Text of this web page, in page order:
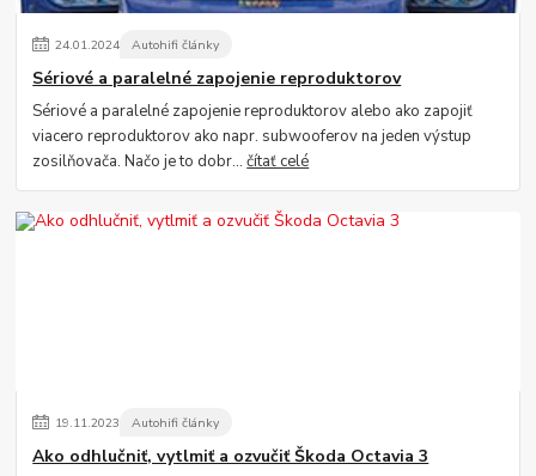
24.01.2024 Autohifi články
Sériové a paralelné zapojenie reproduktorov
Sériové a paralelné zapojenie reproduktorov alebo ako zapojiť
viacero reproduktorov ako napr. subwooferov na jeden výstup
zosilňovača. Načo je to dobr...čítať celé
19.11.2023 Autohifi články
Ako odhlučniť, vytlmiť a ozvučiť Škoda Octavia 3